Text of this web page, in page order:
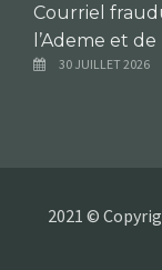
Courriel
l’Ademe et de
30 JUILLET 2026
2021 ©